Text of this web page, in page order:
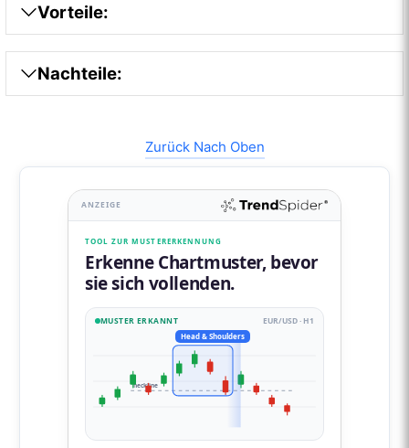
Vorteile:
Nachteile:
Zurück Nach Oben
ANZEIGE
TOOL ZUR MUSTERERKENNUNG
Erkenne Chartmuster, bevor
sie sich vollenden.
MUSTER ERKANNT EUR/USD · H1
neckline
Head & Shoulders